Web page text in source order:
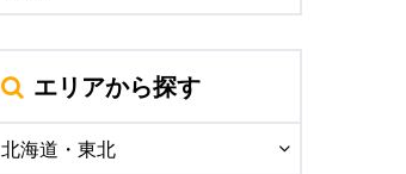
エリアから探す
北海道・東北